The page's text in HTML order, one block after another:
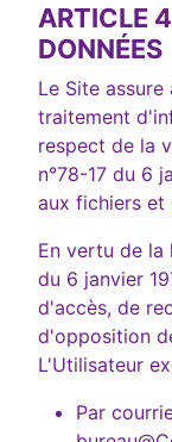
ARTICLE
DONNÉES
Le Site
traitement
respect de la
n°78-17 du 6
aux fichiers et
En vertu de
du 6 janvier
d'accès, de
d'opposition
L'Utilisateur
Par